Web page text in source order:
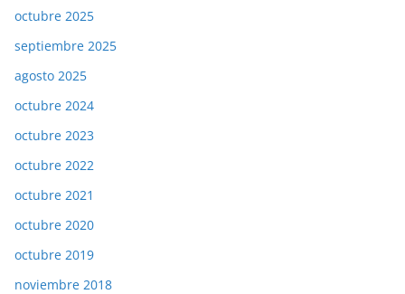
octubre 2025
septiembre 2025
agosto 2025
octubre 2024
octubre 2023
octubre 2022
octubre 2021
octubre 2020
octubre 2019
noviembre 2018